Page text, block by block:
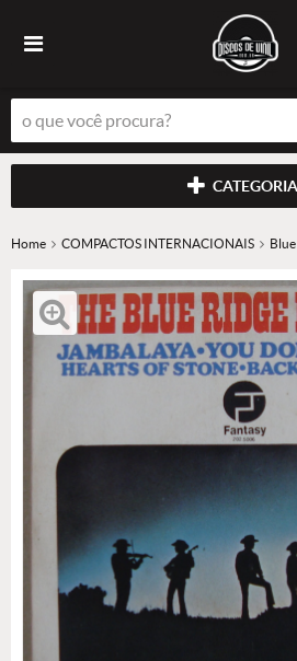
Home COMPACTOS INTERNACIONAIS